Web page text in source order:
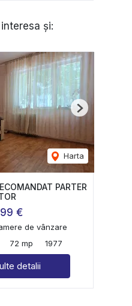
și:
Harta
Next
PARTER
€
de vânzare
72 mp 1977
detalii